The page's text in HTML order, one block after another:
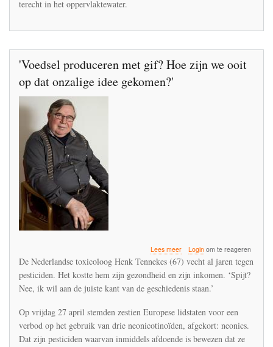
terecht in het oppervlaktewater.
'Voedsel produceren met gif? Hoe zijn we ooit
op dat onzalige idee gekomen?'
Lees meerover
'Voedsel
produceren
met
gif?
zijn
ooit
op
Loginom te reageren
De Nederlandse toxicoloog Henk Tennekes (67) vecht al jaren tegen
pesticiden. Het kostte hem zijn gezondheid en zijn inkomen. ‘Spijt?
Nee, ik wil aan de juiste kant van de geschiedenis staan.’
Op vrijdag 27 april stemden zestien Europese lidstaten voor een
verbod op het gebruik van drie neonicotinoïden, afgekort: neonics.
Dat zijn pesticiden waarvan inmiddels afdoende is bewezen dat ze